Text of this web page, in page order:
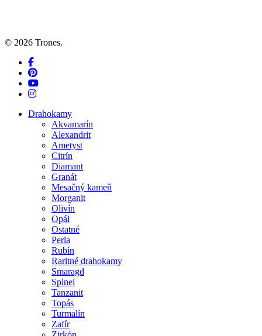
© 2026 Trones.
facebook
pinterest
youtube
instagram
Close
Drahokamy
Akvamarín
Alexandrit
Ametyst
Citrín
Diamant
Granát
Mesačný kameň
Morganit
Olivín
Opál
Ostatné
Perla
Rubín
Raritné drahokamy
Smaragd
Spinel
Tanzanit
Topás
Turmalín
Zafír